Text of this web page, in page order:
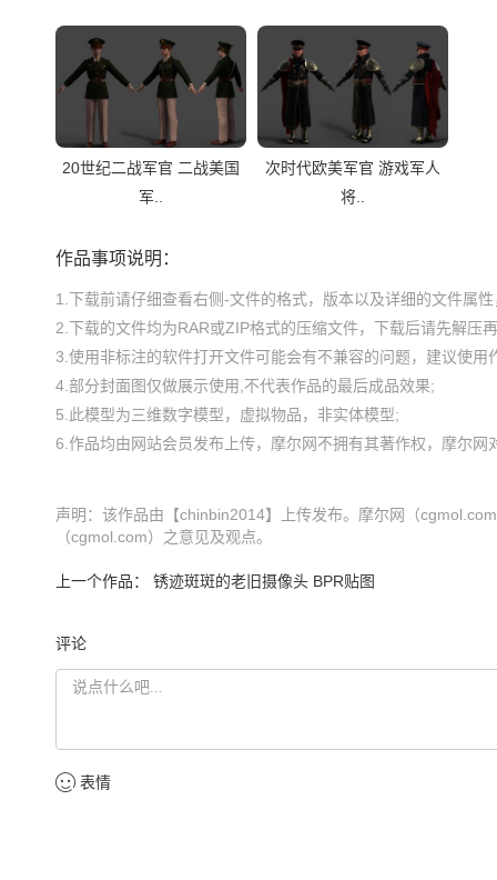
20世纪二战军官 二战美国
军..
次时代欧美军官 游戏军人
将..
作品事项说明：
1.下载前请仔细查看右侧-文件的格式，版本以及详细的文件属
2.下载的文件均为RAR或ZIP格式的压缩文件，下载后请先解压
3.使用非标注的软件打开文件可能会有不兼容的问题，建议使用
4.部分封面图仅做展示使用,不代表作品的最后成品效果;
5.此模型为三维数字模型，虚拟物品，非实体模型;
声明：该作品由【chinbin2014】上传发布。摩尔网（
（cgmol.com）之意见及观点。
上一个作品： 锈迹斑斑的老旧摄像头 BPR贴图
评论
表情